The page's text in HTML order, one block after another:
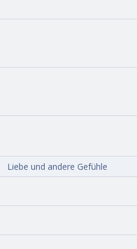
Liebe und andere Gefühle